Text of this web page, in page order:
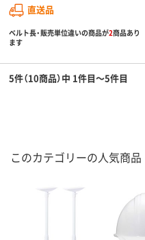
直送品
ベルト長・販売単位違いの商品が2商品あり
ます
5件（10商品）中 1件目～5件目
このカテゴリーの人気商品